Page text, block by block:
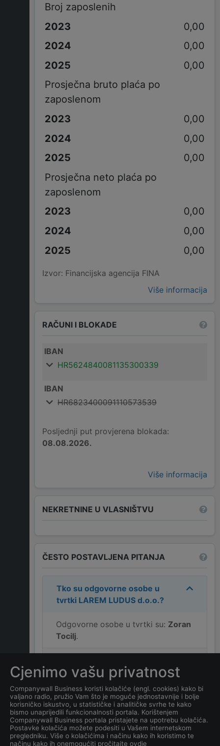
Broj zaposlenih
0,00
0,00
0,00
Prosječna bruto plaća po
zaposlenom
0,00
0,00
0,00
Prosječna neto plaća po
zaposlenom
0,00
0,00
0,00
Izvor: Financijska agencija FINA
Više informacija
RAČUNI I BLOKADE
IBAN
HR5624840081135300339
IBAN
HR6823400091110573539
Posljednji put provjerena blokada:
08.08.2026.
Više informacija
NEKRETNINE U VLASNIŠTVU
ČESTO POSTAVLJENA PITANJA
Tko su odgovorne osobe u
tvrtki LAREM LUDUS d.o.o.?
Odgovorne osobe u tvrtki su: Zoran
Tocilj.
LUDUS d.o.o. ?
Koji je kontakt tvrtke LAREM
LUDUS d.o.o.?
Koji je datum osnivanja
Cjenimo vašu privatnost
Companywall Business koristi kolačiće (engl. cookies) kako bi
valjano radio, pružio Vam što je moguće jednostavnije i bolje
korisničko iskustvo, u statističke i analitičke svrhe te kako
bismo unaprijedili funkcionalnosti portala. Korištenjem
Companywall Business portala pristajete na upotrebu kolačića.
Postavke kolačića možete podesiti u Vašem internetskom
pregledniku. Više o kolačićima i načinu kako ih koristimo te
načinu kako ih onemogućiti pročitajte ovdje